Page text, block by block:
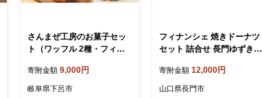
さんまぜ工房のお菓子セッ
ト（ワッフル 2種・フィナ
菓子）菓子 洋菓子 焼き菓子
焼菓子
寄附金額 9,000円
岐阜県下呂市
フィナンシェ 焼きドーナツ
セット 詰合せ 長門ゆずきち
長門市
寄附金額 12,000円
山口県長門市